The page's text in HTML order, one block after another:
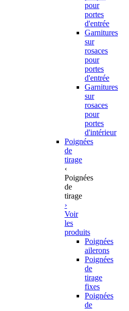
pour
portes
d'entrée
Garnitures
sur
rosaces
pour
portes
d'entrée
Garnitures
sur
rosaces
pour
portes
d'intérieur
Poignées
de
tirage
‹
Poignées
de
tirage
›
Voir
les
produits
Poignées
ailerons
Poignées
de
tirage
fixes
Poignées
de